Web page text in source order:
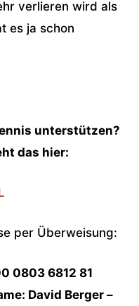
verlieren wird als
es ja schon
unterstützen?
das hier:
per Überweisung:
0803 6812 81
David Berger –